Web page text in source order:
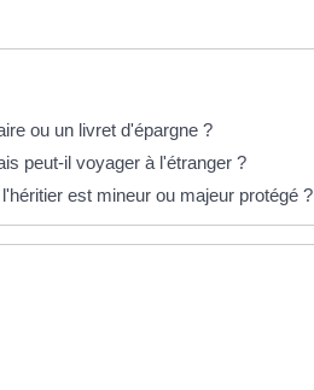
ou un livret d'épargne ?
peut-il voyager à l'étranger ?
est mineur ou majeur protégé ?